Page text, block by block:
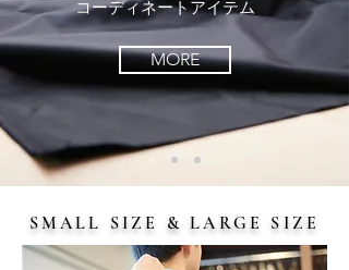
コーディネートアイテム
MORE
SMALL SIZE & LARGE SIZE